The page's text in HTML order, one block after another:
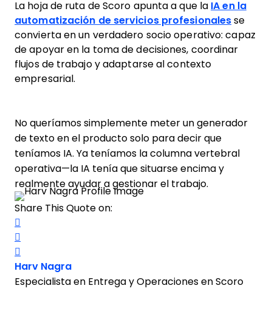
La hoja de ruta de Scoro apunta a que la IA en la
automatización de servicios profesionales se
convierta en un verdadero socio operativo: capaz
de apoyar en la toma de decisiones, coordinar
flujos de trabajo y adaptarse al contexto
empresarial.
No queríamos simplemente meter un generador
de texto en el producto solo para decir que
teníamos IA. Ya teníamos la columna vertebral
operativa—la IA tenía que situarse encima y
realmente ayudar a gestionar el trabajo.
Share This Quote on:
Harv NagraOpens new window
Especialista en Entrega y Operaciones en Scoro